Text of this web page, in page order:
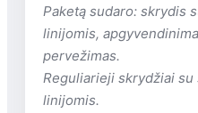
išskirtine virtuve
Havajų tinklui
paliks pačius
ir patiks net
Paketą sudaro: skrydis
linijomis,
pervežimas.
Reguliarieji skrydžiai
linijomis.